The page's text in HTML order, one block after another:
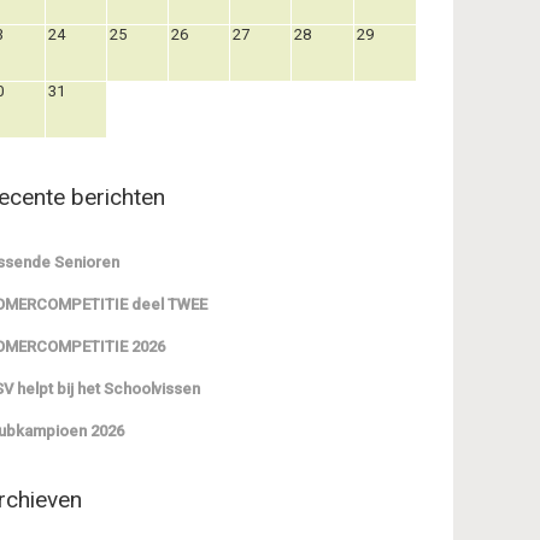
24 25 26 27 28 29
31
berichten
Senioren
deel TWEE
2026
helpt bij het Schoolvissen
2026